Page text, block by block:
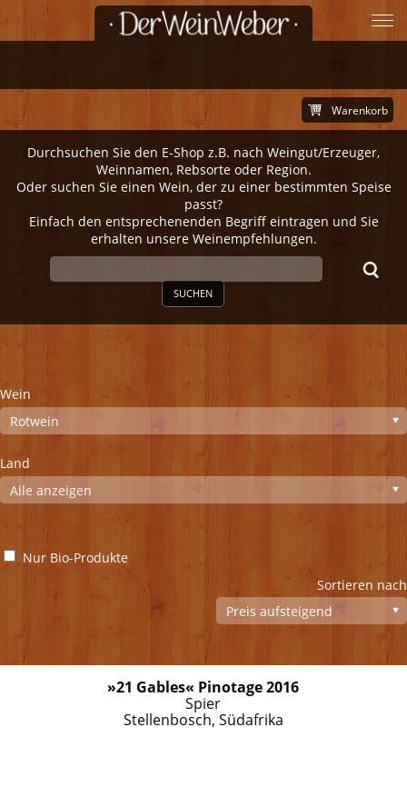
Durchsuchen Sie den E-Shop z.B. nach Weingut/Erzeuger,
Weinnamen, Rebsorte oder Region.
Oder suchen Sie einen Wein, der zu einer bestimmten Speise
passt?
Einfach den entsprechenenden Begriff eintragen und Sie
erhalten unsere Weinempfehlungen.
SUCHEN
Warenkorb
Wein
Land
Nur Bio-Produkte
Sortieren nach
»21 Gables« Pinotage 2016
Spier
Stellenbosch, Südafrika